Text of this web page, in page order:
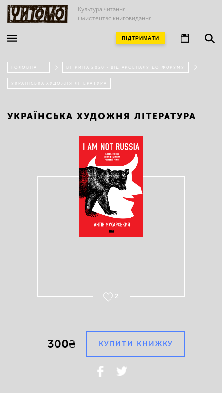
Культура читання
і мистецтво книговидання
ПІДТРИМАТИ
ГОЛОВНА ВІТРИНА 2020 - ВІД АРСЕНАЛУ ДО ФОРУМУ
УКРАЇНСЬКА ХУДОЖНЯ ЛІТЕРАТУРА
УКРАЇНСЬКА ХУДОЖНЯ ЛІТЕРАТУРА
2
300₴ КУПИТИ КНИЖКУ